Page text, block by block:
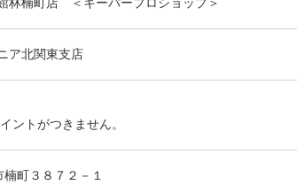
ア北関東支店
ントがつきません。
町３８７２－１